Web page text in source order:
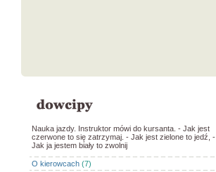
Nauka jazdy. Instruktor mówi do kursanta. - Jak jest
czerwone to się zatrzymaj. - Jak jest zielone to jedź, -
Jak ja jestem biały to zwolnij
O kierowcach (7)